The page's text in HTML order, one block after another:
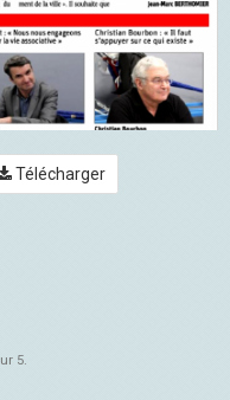
Télécharger
5.